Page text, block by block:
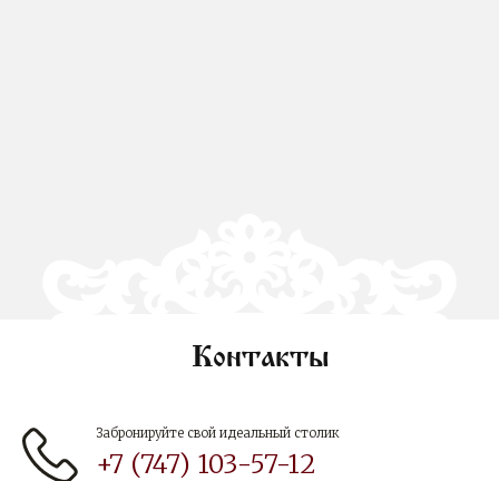
Контакты
Забронируйте свой идеальный столик
+7 (747) 103-57-12‬